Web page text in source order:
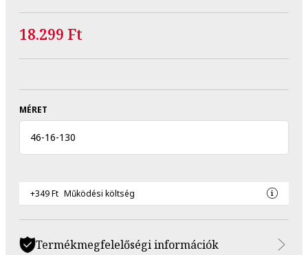
18.299 Ft
MÉRET
46-16-130
+349 Ft Működési költség
Termékmegfelelőségi információk